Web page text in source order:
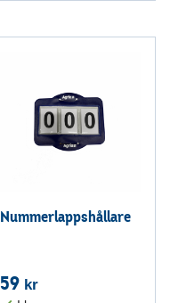
Nummerlappshållare
59 kr